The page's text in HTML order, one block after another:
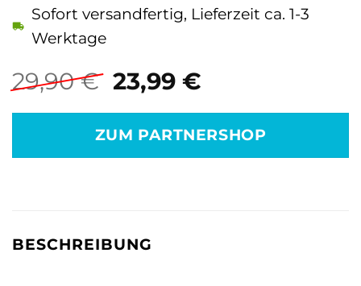
29,90€ Ursprünglicher
Preis
war:
29,90 €
23,99 €Aktueller
ist:
23,99 €.
Sofort versandfertig, Lieferzeit ca. 1-3
Werktage
ZUM PARTNERSHOP
BESCHREIBUNG